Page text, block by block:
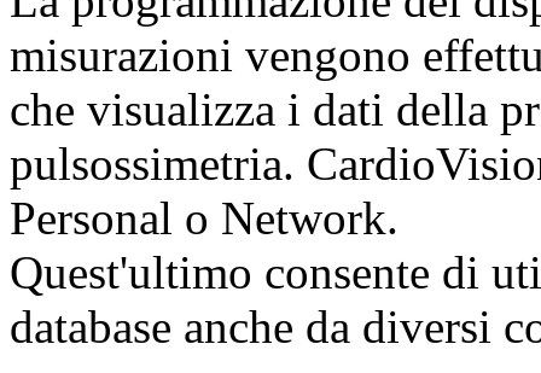
misurazioni vengono
che visualizza i dati della
pulsossimetria.
Personal o Network.
Quest'ultimo consente di
database anche da diversi